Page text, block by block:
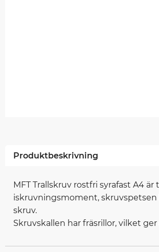
Produktbeskrivning
MFT Trallskruv rostfri syrafast A4
iskruvningsmoment,
skruv.
Skruvskallen har fräsrillor, vilket